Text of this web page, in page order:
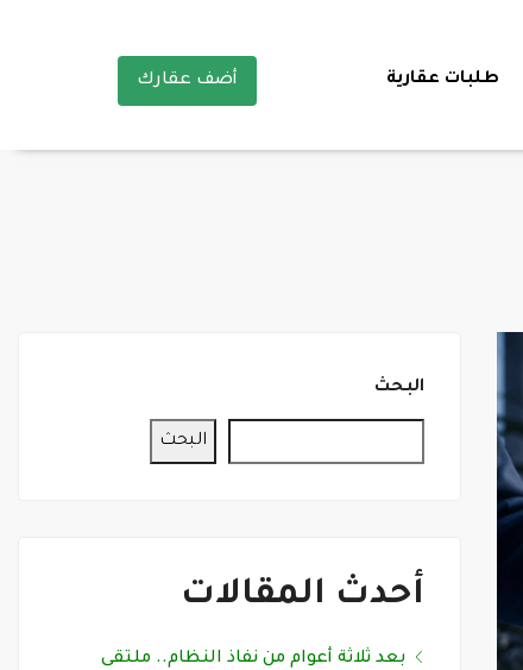
طلبات عقارية أضف عقارك
البحث
البحث
أحدث المقالات
بعد ثلاثة أعوام من نفاذ النظام.. ملتقى